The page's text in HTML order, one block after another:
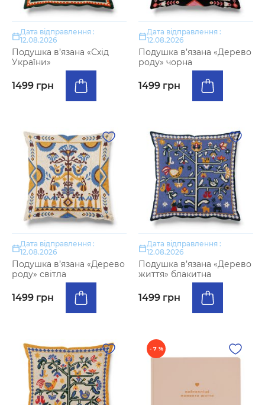
Дата відправлення :
12.08.2026
Подушка в’язана «Схід
України»
1499 грн
Дата відправлення :
12.08.2026
Подушка в’язана «Дерево
роду» чорна
1499 грн
Дата відправлення :
12.08.2026
Подушка в’язана «Дерево
роду» світла
1499 грн
Дата відправлення :
12.08.2026
Подушка в’язана «Дерево
життя» блакитна
1499 грн
- 7 %